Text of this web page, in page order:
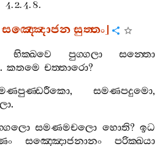
4. 2. 4. 8.
සඤ‍්ඤොජනසුත‍්තං]
භික‍්ඛවෙ පුග‍්ගලා
සන‍්තො
. කතමෙ චත‍්තාරො?
, සමණපදුමො,
.
සමණමචලො හොති?ඉධ
සඤ‍්ඤොජනානං
පරික‍්ඛයා